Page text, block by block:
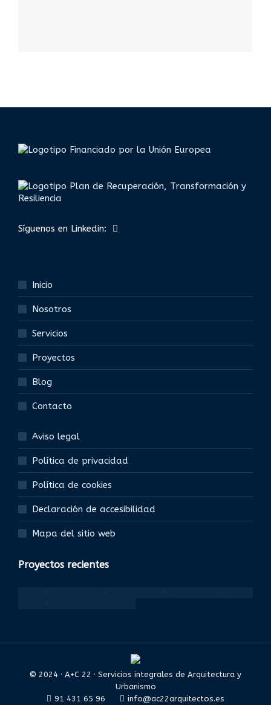
Síguenos en Linkedin:
Inicio
Nosotros
Servicios
Proyectos
Blog
Contacto
Aviso legal
Política de privacidad
Política de cookies
Declaración de accesibilidad
Mapa del sitio web
Proyectos recientes
© 2024 · A+C 22 · Servicios integrales de Arquitectura y
Urbanismo
91 431 65 96
info@ac22arquitectos.es